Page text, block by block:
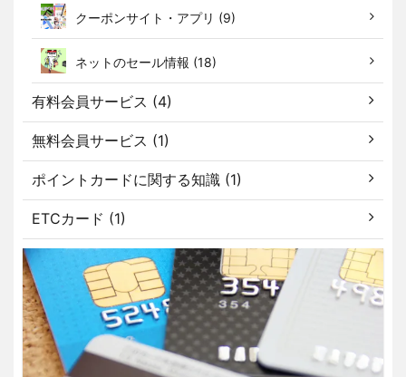
クーポンサイト・アプリ (9)
ネットのセール情報 (18)
有料会員サービス (4)
無料会員サービス (1)
ポイントカードに関する知識 (1)
ETCカード (1)